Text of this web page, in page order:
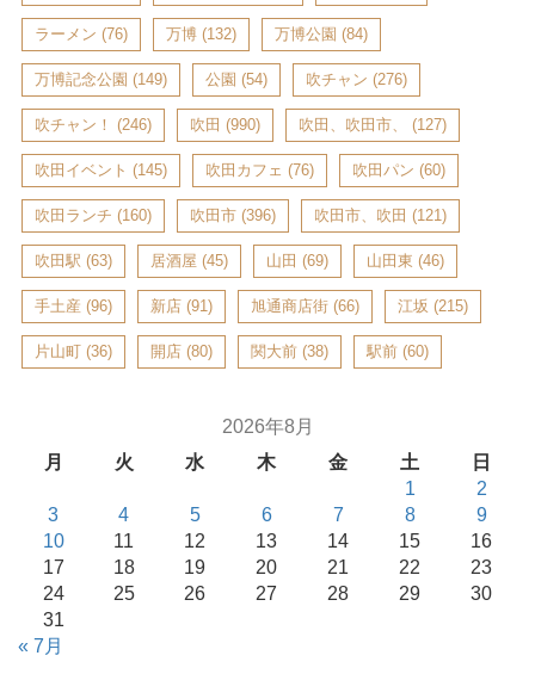
ラーメン (76) 万博 (132) 万博公園 (84)
万博記念公園 (149) 公園 (54) 吹チャン (276)
吹チャン！ (246) 吹田 (990) 吹田、吹田市、 (127)
吹田イベント (145) 吹田カフェ (76) 吹田パン (60)
吹田ランチ (160) 吹田市 (396) 吹田市、吹田 (121)
吹田駅 (63) 居酒屋 (45) 山田 (69) 山田東 (46)
手土産 (96) 新店 (91) 旭通商店街 (66) 江坂 (215)
片山町 (36) 開店 (80) 関大前 (38) 駅前 (60)
2026年8月
月
火 水 木 金 土
日
1
2
3
4 5 6 7 8
9
10
11 12 13 14 15
16
17
18 19 20 21 22
23
24
25 26 27 28 29
30
31
« 7月